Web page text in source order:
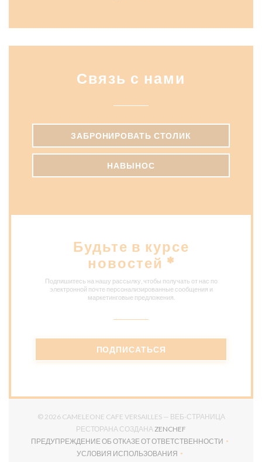
Связь с нами
ЗАБРОНИРОВАТЬ СТОЛИК
НАВЫНОС
Будьте в курсе
новостей *
Подпишитесь на нашу рассылку, чтобы получать от нас по
электронной почте персонализированные сообщения и
маркетинговые предложения.
ПОДПИСАТЬСЯ
© 2026 CAMELEONE CAFE VERSAILLES — ВЕБ-СТРАНИЦА
РЕСТОРАНА СОЗДАНА ZENCHEF
ПРЕДУПРЕЖДЕНИЕ ОБ ОТКАЗЕ ОТ ОТВЕТСТВЕННОСТИ
((ОТКРЫВАЕТСЯ В НОВОМ ОКНЕ))
УСЛОВИЯ ИСПОЛЬЗОВАНИЯ
((ОТКРЫВАЕТСЯ В НОВОМ ОКНЕ))